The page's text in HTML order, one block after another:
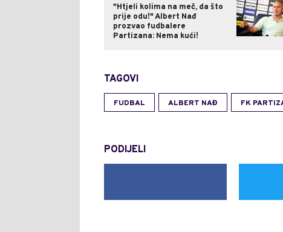
"Htjeli kolima na meč, da što
prije odu!" Albert Nađ
prozvao fudbalere
Partizana: Nema kući!
TAGOVI
FUDBAL ALBERT NAĐ FK
PODIJELI